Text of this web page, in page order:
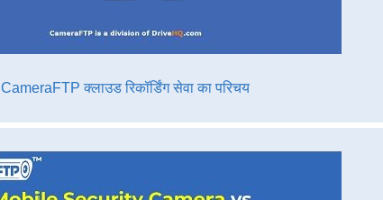
CameraFTP क्लाउड रिकॉर्डिंग सेवा का परिचय